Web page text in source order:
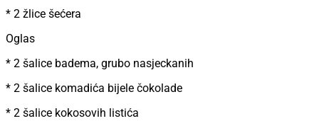
* 2 žlice šećera
Oglas
* 2 šalice badema, grubo nasjeckanih
* 2 šalice komadića bijele čokolade
* 2 šalice kokosovih listića